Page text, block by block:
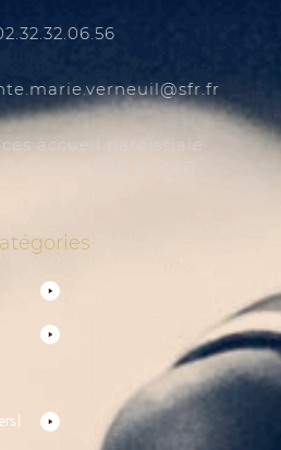
rf.rfs
accueil paroissiale
de 9:30 à 12:00